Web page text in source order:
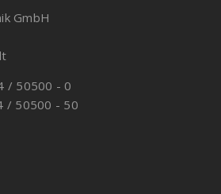
GmbH
/ 50500 - 0
/ 50500 - 50